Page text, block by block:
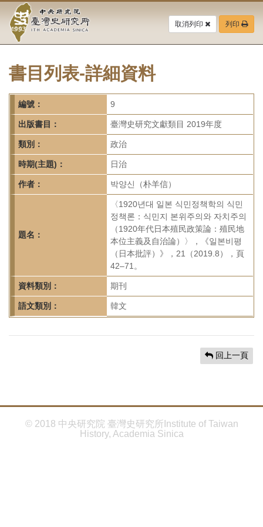
要
中
央
研
究
院-
臺
灣
史
研
所-
頁
取消列印 列印
書目列表-詳細資料
編號： 9
出版書目： 臺灣史研究文獻類目 2019年度
類別： 政治
時期(主題)： 日治
作者： 박양신（朴羊信）
題名：
〈1920년대 일본 식민정책학의 식민
정책론：식민지 본위주의와 자치주의
（1920年代日本殖民政策論：殖民地
本位主義及自治論）〉，《일본비평
（日本批評）》，21（2019.8），頁
42–71。
資料類別： 期刊
語文類別： 韓文
回上一頁
© 2018 中央研究院 臺灣史研究所Institute of Taiwan
History, Academia Sinica